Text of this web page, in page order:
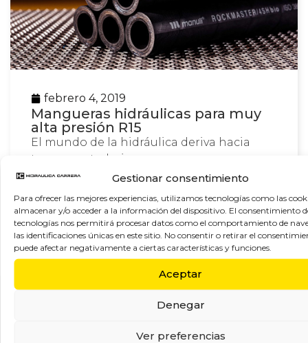
Gestionar consentimiento
Para ofrecer las mejores experiencias, utilizamos tecnologías como las
almacenar y/o acceder a la información del dispositivo. El consentimiento
tecnologías nos permitirá procesar datos como el comportamiento de
las identificaciones únicas en este sitio. No consentir o retirar el
puede afectar negativamente a ciertas características y funciones.
Aceptar
Denegar
Ver preferencias
febrero 4, 2019
Mangueras hidráulicas para muy
alta presión R15
El mundo de la hidráulica deriva hacia
tener que trabajar…
Leer más